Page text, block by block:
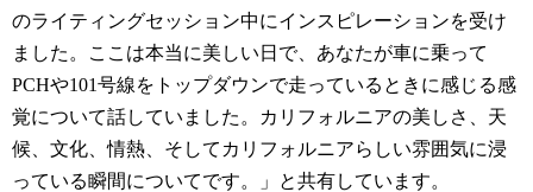
のライティングセッション中にインスピレーションを受け
ました。ここは本当に美しい日で、あなたが車に乗って
PCHや101号線をトップダウンで走っているときに感じる感
覚について話していました。カリフォルニアの美しさ、天
候、文化、情熱、そしてカリフォルニアらしい雰囲気に浸
っている瞬間についてです。」と共有しています。